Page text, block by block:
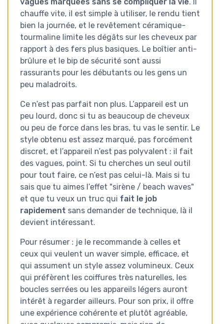
chauffe vite, il est simple à utiliser, le rendu tient
bien la journée, et le revêtement céramique-
tourmaline limite les dégâts sur les cheveux par
rapport à des fers plus basiques. Le boîtier anti-
brûlure et le bip de sécurité sont aussi
rassurants pour les débutants ou les gens un
peu maladroits.
Ce n’est pas parfait non plus. L’appareil est un
peu lourd, donc si tu as beaucoup de cheveux
ou peu de force dans les bras, tu vas le sentir. Le
style obtenu est assez marqué, pas forcément
discret, et l’appareil n’est pas polyvalent : il fait
des vagues, point. Si tu cherches un seul outil
pour tout faire, ce n’est pas celui-là. Mais si tu
sais que tu aimes l’effet "sirène / beach waves"
et que tu veux un truc qui fait le job
rapidement sans demander de technique, là il
devient intéressant.
Pour résumer : je le recommande à celles et
ceux qui veulent un waver simple, efficace, et
qui assument un style assez volumineux. Ceux
qui préfèrent les coiffures très naturelles, les
boucles serrées ou les appareils légers auront
intérêt à regarder ailleurs. Pour son prix, il offre
une expérience cohérente et plutôt agréable,